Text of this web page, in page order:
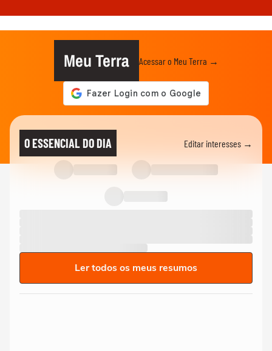
Meu Terra Acessar o Meu Terra →
O ESSENCIAL DO DIA Editar interesses →
Ler todos os meus resumos